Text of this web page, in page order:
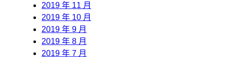
2019 年 11 月
2019 年 10 月
2019 年 9 月
2019 年 8 月
2019 年 7 月